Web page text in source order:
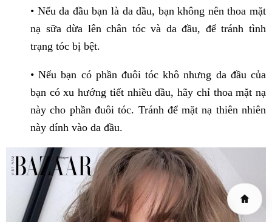
• Nếu da đầu bạn là da dầu, bạn không nên thoa mặt
nạ sữa dừa lên chân tóc và da đầu, để tránh tình
trạng tóc bị bệt.
• Nếu bạn có phần đuôi tóc khô nhưng da đầu của
bạn có xu hướng tiết nhiều dầu, hãy chỉ thoa mặt nạ
này cho phần đuôi tóc. Tránh để mặt nạ thiên nhiên
này dính vào da đầu.